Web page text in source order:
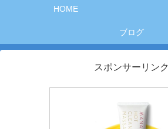
HOME
ブログ
スポンサーリンク